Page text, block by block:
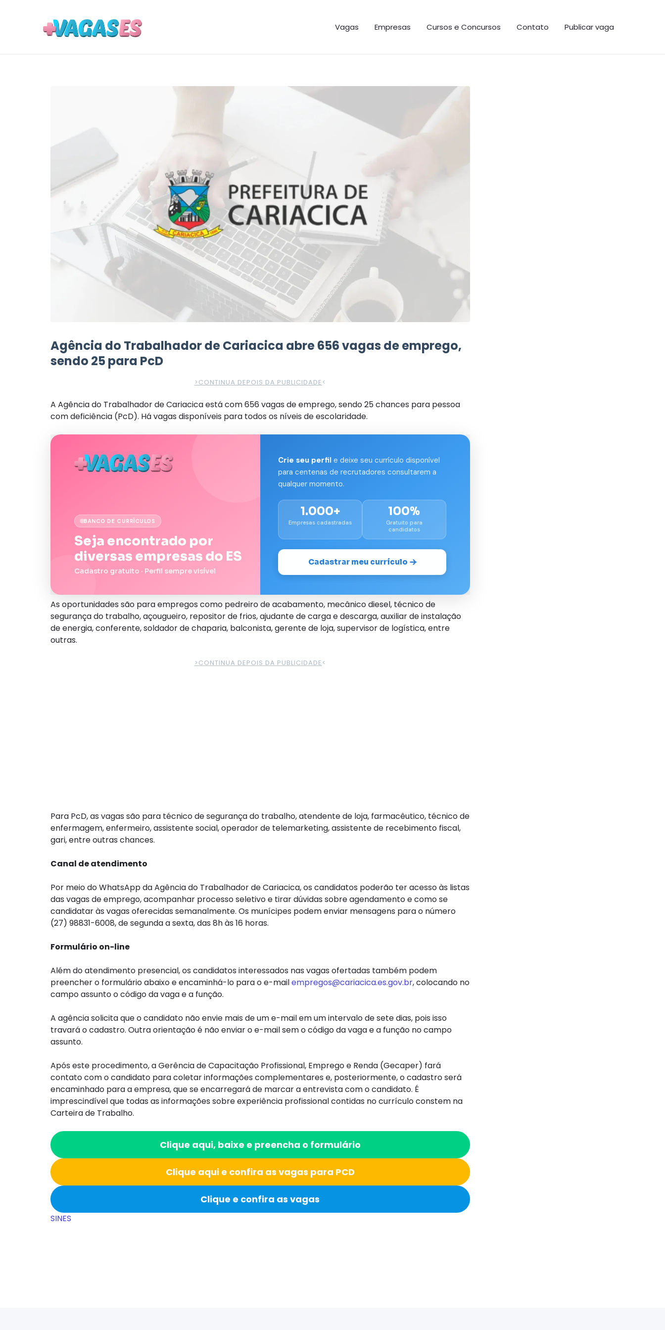
Vagas Empresas Cursos e Concursos Contato Publicar vaga
Agência do Trabalhador de Cariacica abre 656 vagas de emprego,
sendo 25 para PcD
>CONTINUA DEPOIS DA PUBLICIDADE<
A Agência do Trabalhador de Cariacica está com 656 vagas de emprego, sendo 25 chances para pessoa
com deficiência (PcD). Há vagas disponíveis para todos os níveis de escolaridade.
BANCO DE CURRÍCULOS
Seja encontrado por
diversas empresas do ES
Cadastro gratuito · Perfil sempre visível
Crie seu perfil e deixe seu currículo disponível
para centenas de recrutadores consultarem a
qualquer momento.
1.000+
Empresas cadastradas
100%
Gratuito para
candidatos
Cadastrar meu currículo
As oportunidades são para empregos como pedreiro de acabamento, mecânico diesel, técnico de
segurança do trabalho, açougueiro, repositor de frios, ajudante de carga e descarga, auxiliar de instalação
de energia, conferente, soldador de chaparia, balconista, gerente de loja, supervisor de logística, entre
outras.
>CONTINUA DEPOIS DA PUBLICIDADE<
Para PcD, as vagas são para técnico de segurança do trabalho, atendente de loja, farmacêutico, técnico de
enfermagem, enfermeiro, assistente social, operador de telemarketing, assistente de recebimento fiscal,
gari, entre outras chances.
Canal de atendimento
Por meio do WhatsApp da Agência do Trabalhador de Cariacica, os candidatos poderão ter acesso às listas
das vagas de emprego, acompanhar processo seletivo e tirar dúvidas sobre agendamento e como se
candidatar às vagas oferecidas semanalmente. Os munícipes podem enviar mensagens para o número
(27) 98831-6008, de segunda a sexta, das 8h às 16 horas.
Formulário on-line
Além do atendimento presencial, os candidatos interessados nas vagas ofertadas também podem
preencher o formulário abaixo e encaminhá-lo para o e-mailempregos@cariacica.es.gov.br, colocando no
campo assunto o código da vaga e a função.
A agência solicita que o candidato não envie mais de um e-mail em um intervalo de sete dias, pois isso
travará o cadastro. Outra orientação é não enviar o e-mail sem o código da vaga e a função no campo
assunto.
Após este procedimento, a Gerência de Capacitação Profissional, Emprego e Renda (Gecaper) fará
contato com o candidato para coletar informações complementares e, posteriormente, o cadastro será
encaminhado para a empresa, que se encarregará de marcar a entrevista com o candidato. É
imprescindível que todas as informações sobre experiência profissional contidas no currículo constem na
Carteira de Trabalho.
Clique aqui, baixe e preencha o formulário
Clique aqui e confira as vagas para PCD
Clique e confira as vagas
SINES